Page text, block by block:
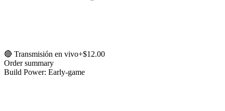
🔴 Transmisión en vivo+$12.00
Order summary
Build Power: Early-game